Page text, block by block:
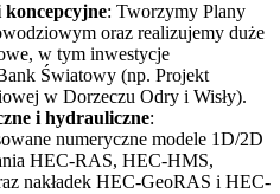
: Tworzymy Plany
oraz realizujemy duże
w tym inwestycje
Światowy (np. Projekt
w Dorzeczu Odry i Wisły).
i hydrauliczne:
numeryczne modele 1D/2D
HEC-RAS, HEC-HMS,
nakładek HEC-GeoRAS i HEC-